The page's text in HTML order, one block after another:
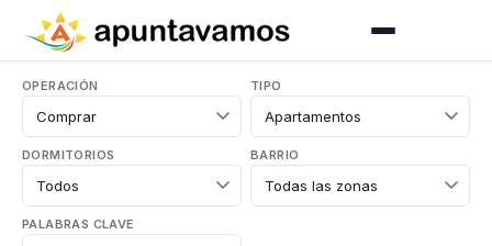
OPERACIÓN TIPO
DORMITORIOS BARRIO
PALABRAS CLAVE